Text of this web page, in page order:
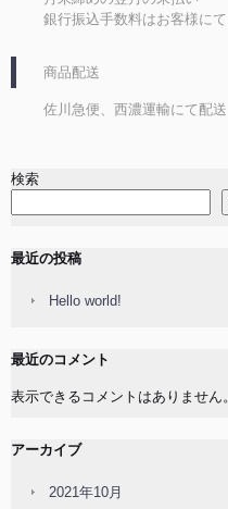
銀行振込手数料はお客様にて
商品配送
佐川急便、西濃運輸にて配送
検索
最近の投稿
Hello world!
最近のコメント
表示できるコメントはありません。
アーカイブ
2021年10月